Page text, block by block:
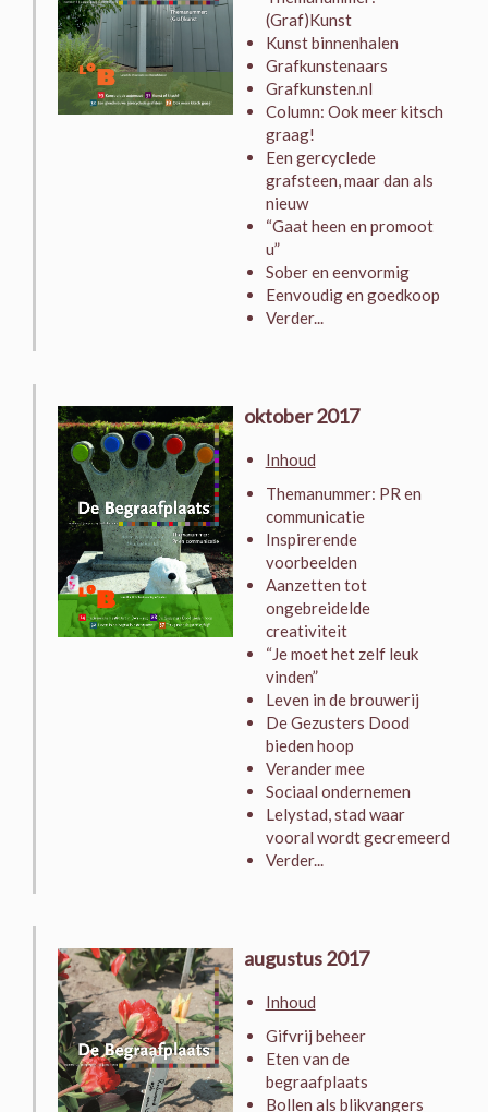
(Graf)Kunst
Kunst binnenhalen
Grafkunstenaars
Grafkunsten.nl
Column: Ook meer kitsch
graag!
Een gercyclede
grafsteen, maar dan als
nieuw
“Gaat heen en promoot
u”
Sober en eenvormig
Eenvoudig en goedkoop
Verder...
oktober 2017
Inhoud
Themanummer: PR en
communicatie
Inspirerende
voorbeelden
Aanzetten tot
ongebreidelde
creativiteit
“Je moet het zelf leuk
vinden”
Leven in de brouwerij
De Gezusters Dood
bieden hoop
Verander mee
Sociaal ondernemen
Lelystad, stad waar
vooral wordt gecremeerd
Verder...
augustus 2017
Inhoud
Gifvrij beheer
Eten van de
begraafplaats
Bollen als blikvangers